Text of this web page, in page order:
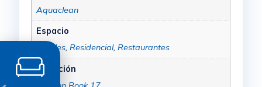
Aquaclean
Espacio
Hoteles, Residencial, Restaurantes
Colección